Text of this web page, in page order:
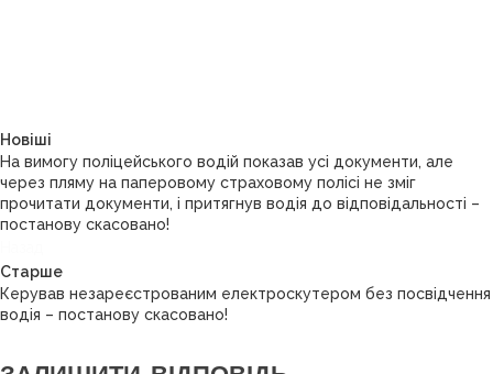
Новіші
На вимогу поліцейського водій показав усі документи, але
через пляму на паперовому страховому полісі не зміг
прочитати документи, і притягнув водія до відповідальності –
постанову скасовано!
Старше
Керував незареєстрованим електроскутером без посвідчення
водія – постанову скасовано!